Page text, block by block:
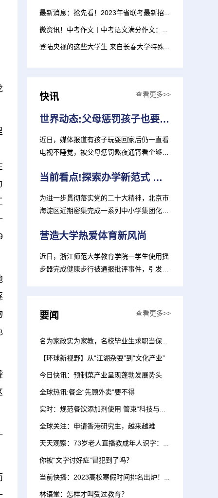
最新消息：抢先看！2023年省联考最新招录消息！
微资讯！中考作文丨中考语文满分作文：莫辜负青春韶华
登陆央视的这些大学生 来自长春大学特殊教育学院
快讯 查看更多>>
世界动态:父母惩罚孩子也要讲科学
近日，媒体报道有孩子玩耍回家后仍一直看
电视不睡觉，被父母惩罚熬夜通宵看个够。
当前看点!探索办学新范式 提升集团化办学品质
为进一步贯彻落实党的二十大精神，北京市
海淀区近期密集完成一系列中小学集团化布
营造大学热爱体育新风尚
近日，浙江师范大学教育学院一学生使用摇
步器完成健康步行被通报批评事件，引发媒
要闻 查看更多>>
名为家政实为家教，名校毕业生求职当保姆暗藏玄机
【环球新视野】从“江湖杂耍”到“文化产业”
今日快讯：预制菜产业呈现蓬勃发展势头
全球热讯:餐企“先顾外卖”要不得
实时：规范餐饮添加剂使用 管束“科技与狠活”
全球关注：申请香港研究生，越来越难
天天观察：73岁老人直播教成年人识字：他们不该被忽视
你被“文字讨好症”冒犯到了吗？
当前快播：2023高校寒假时间排名出炉！有人喜提57天寒假
林语堂：怎样才叫受过教育？